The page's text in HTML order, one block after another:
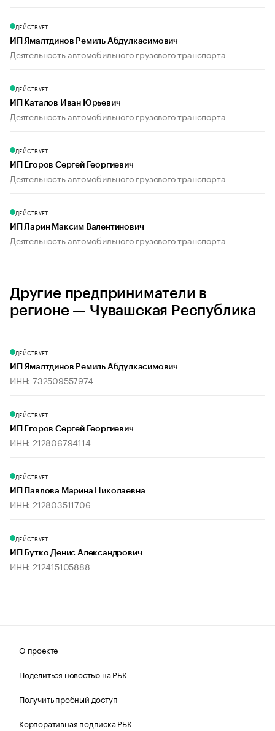
ДЕЙСТВУЕТ
ИП Ямалтдинов Ремиль Абдулкасимович
Деятельность автомобильного грузового транспорта
ДЕЙСТВУЕТ
ИП Каталов Иван Юрьевич
Деятельность автомобильного грузового транспорта
ДЕЙСТВУЕТ
ИП Егоров Сергей Георгиевич
Деятельность автомобильного грузового транспорта
ДЕЙСТВУЕТ
ИП Ларин Максим Валентинович
Деятельность автомобильного грузового транспорта
Другие предприниматели в
регионе — Чувашская Республика
ДЕЙСТВУЕТ
ИП Ямалтдинов Ремиль Абдулкасимович
ИНН: 732509557974
ДЕЙСТВУЕТ
ИП Егоров Сергей Георгиевич
ИНН: 212806794114
ДЕЙСТВУЕТ
ИП Павлова Марина Николаевна
ИНН: 212803511706
ДЕЙСТВУЕТ
ИП Бутко Денис Александрович
ИНН: 212415105888
О проекте
Поделиться новостью на РБК
Получить пробный доступ
Корпоративная подписка РБК